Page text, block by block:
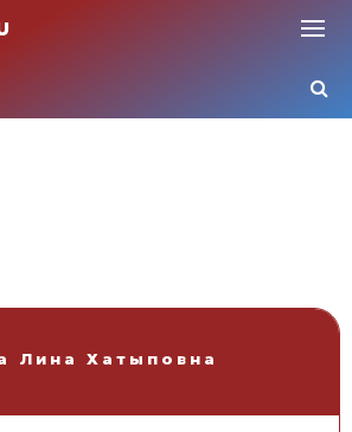
Лина Хатыповна